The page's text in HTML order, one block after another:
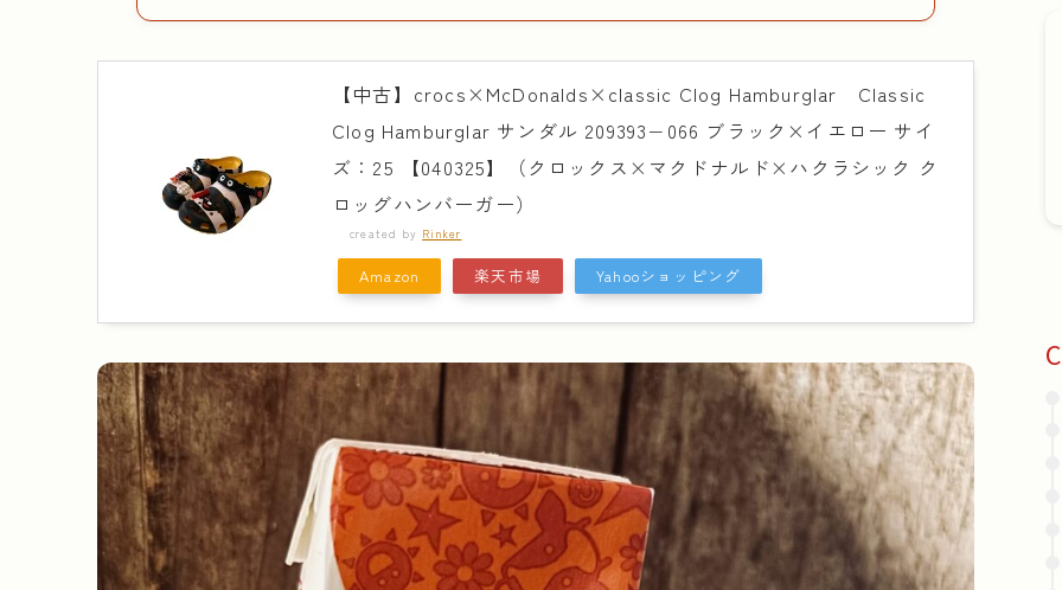
【中古】crocs×McDonalds×classic Clog Hamburglar Classic
Clog Hamburglar サンダル 209393−066 ブラック×イエロー サイ
ズ：25 【040325】（クロックス×マクドナルド×ハクラシック ク
ロッグハンバーガー）
created by Rinker
Amazon 楽天市場 Yahooショッピング